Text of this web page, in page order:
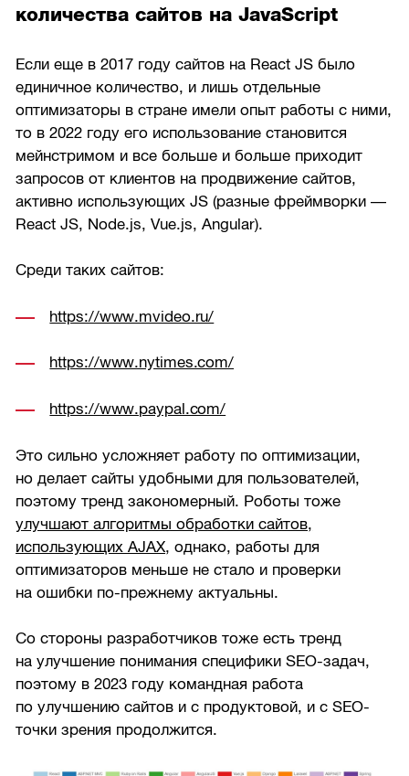
количества сайтов на JavaScript
Если еще в 2017 году сайтов на React JS было
единичное количество, и лишь отдельные
оптимизаторы в стране имели опыт работы с ними,
то в 2022 году его использование становится
мейнстримом и все больше и больше приходит
запросов от клиентов на продвижение сайтов,
активно использующих JS (разные фреймворки —
React JS, Node.js, Vue.js, Angular).
Среди таких сайтов:
https://www.mvideo.ru/
https://www.nytimes.com/
https://www.paypal.com/
Это сильно усложняет работу по оптимизации,
но делает сайты удобными для пользователей,
поэтому тренд закономерный. Роботы тоже
улучшают алгоритмы обработки сайтов,
использующих AJAX, однако, работы для
оптимизаторов меньше не стало и проверки
на ошибки по-прежнему актуальны.
Со стороны разработчиков тоже есть тренд
на улучшение понимания специфики SEO-задач,
поэтому в 2023 году командная работа
по улучшению сайтов и с продуктовой, и с SEO-
точки зрения продолжится.